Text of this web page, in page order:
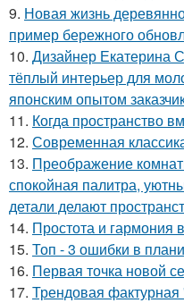
9. Новая жизнь
пример бережного
10. Дизайнер Екатерина
тёплый интерьер для
японским опытом
11. Когда пространство
12. Современная
13. Преображение
спокойная палитра,
детали делают
14. Простота и гармония
15. Топ - 3 ошибки в
16. Первая точка новой
17. Трендовая